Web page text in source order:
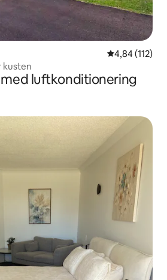
4,84 av 5 i
4,84 (112)
kusten
luftkonditionering